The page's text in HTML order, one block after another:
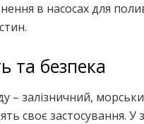
в насосах для
та безпека
– залізничний,
своє застосування.